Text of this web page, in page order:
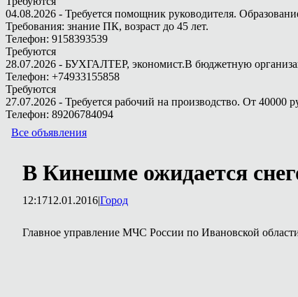
04.08.2026 - Требуется помощник руководителя.
Требования: знание ПК, возраст до 45 лет.
Телефон: 9158393539
Требуются
28.07.2026 - БУХГАЛТЕР, экономист.В бюджетную
Телефон: +74933155858
Требуются
27.07.2026 - Требуется рабочий на производство. От 40000
Телефон: 89206784094
Все объявления
В Кинешме ожидается
12:1712.01.2016|Город
Главное управление МЧС России по Ивановской